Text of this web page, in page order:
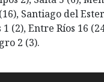
Santiago del
(2), Entre Ríos 16
2 (3).